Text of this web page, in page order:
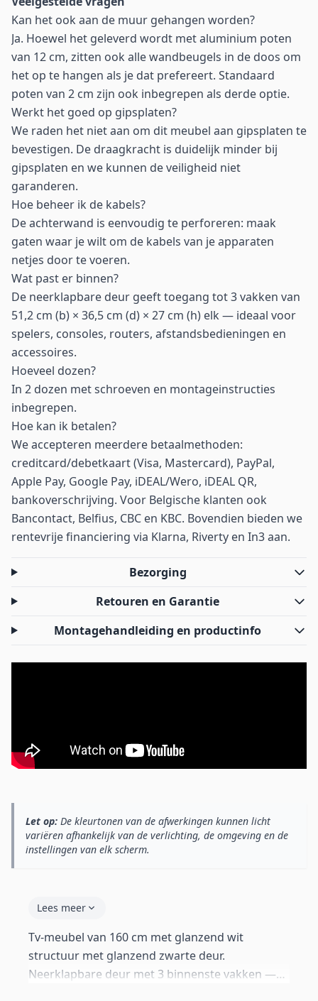
Kan het ook aan de muur gehangen worden?
Ja. Hoewel het geleverd wordt met aluminium poten
van 12 cm, zitten ook alle wandbeugels in de doos om
het op te hangen als je dat prefereert. Standaard
poten van 2 cm zijn ook inbegrepen als derde optie.
Werkt het goed op gipsplaten?
We raden het niet aan om dit meubel aan gipsplaten te
bevestigen. De draagkracht is duidelijk minder bij
gipsplaten en we kunnen de veiligheid niet
garanderen.
Hoe beheer ik de kabels?
De achterwand is eenvoudig te perforeren: maak
gaten waar je wilt om de kabels van je apparaten
netjes door te voeren.
Wat past er binnen?
De neerklapbare deur geeft toegang tot 3 vakken van
51,2 cm (b) × 36,5 cm (d) × 27 cm (h) elk — ideaal voor
spelers, consoles, routers, afstandsbedieningen en
accessoires.
Hoeveel dozen?
In 2 dozen met schroeven en montageinstructies
inbegrepen.
Hoe kan ik betalen?
We accepteren meerdere betaalmethoden:
creditcard/debetkaart (Visa, Mastercard), PayPal,
Apple Pay, Google Pay, iDEAL/Wero, iDEAL QR,
bankoverschrijving. Voor Belgische klanten ook
Bancontact, Belfius, CBC en KBC. Bovendien bieden we
rentevrije financiering via Klarna, Riverty en In3 aan.
Bezorging
Retouren en Garantie
Montagehandleiding en productinfo
Let op: De kleurtonen van de afwerkingen kunnen licht
variëren afhankelijk van de verlichting, de omgeving en de
instellingen van elk scherm.
Lees meer
Tv-meubel van 160 cm met glanzend wit
structuur met glanzend zwarte deur.
Neerklapbare deur met 3 binnenste vakken —